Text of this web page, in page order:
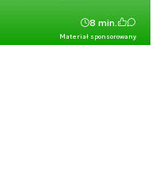
Materiał sponsorowany
8 min.